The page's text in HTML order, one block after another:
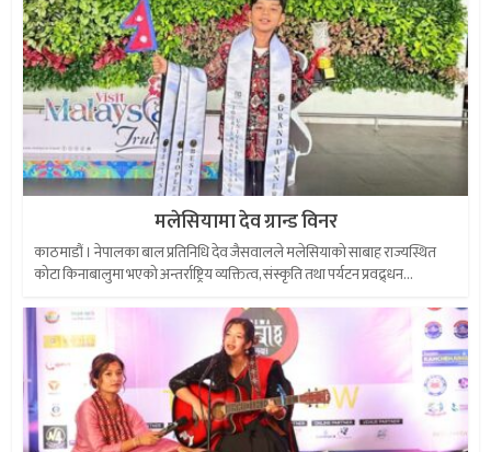
मलेसियामा देव ग्रान्ड विनर
काठमाडौं । नेपालका बाल प्रतिनिधि देव जैसवालले मलेसियाको साबाह राज्यस्थित
कोटा किनाबालुमा भएको अन्तर्राष्ट्रिय व्यक्तित्व, संस्कृति तथा पर्यटन प्रवद्र्धन...